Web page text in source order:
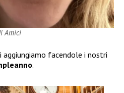
Amici
aggiungiamo facendole i nostri
.